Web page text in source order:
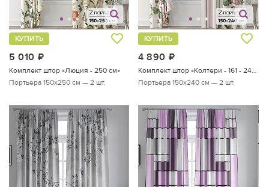
5 010
КУПИТЬ
Комплект штор «Люция - 250 см»
Портьера 150х250 см — 2 шт.
4 890
КУПИТЬ
Комплект штор «Колтери - 161 - 240 см»
Портьера 150х240 см — 2 шт.